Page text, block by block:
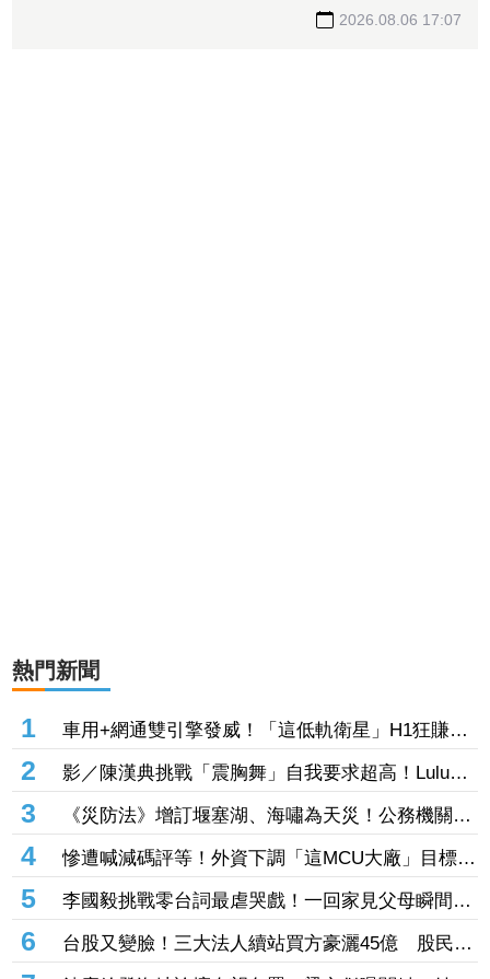
曝2027年記憶體供應更緊張
熱門新聞
1
車用+網通雙引擎發威！「這低軌衛星」H1狂賺
5.75元創高 智易同期EPS也刷新紀錄
2
影／陳漢典挑戰「震胸舞」自我要求超高！Lulu掌
鏡連拍30次 餓喊：可以吃飯嗎
3
《災防法》增訂堰塞湖、海嘯為天災！公務機關應
設災防長、公所設防災協作中心
4
慘遭喊減碼評等！外資下調「這MCU大廠」目標價
探95元 第二季每股虧損0.59元是警訊
5
李國毅挑戰零台詞最虐哭戲！一回家見父母瞬間潰
堤 怒嗆姚淳耀兄弟情決裂
6 台股又變臉！三大法人續站買方豪灑45億 股民